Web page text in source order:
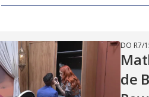
i DO R7/
de